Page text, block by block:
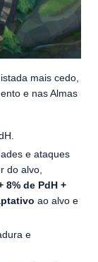
mais cedo,
e nas Almas
e ataques
do alvo,
8% de PdH +
ao alvo e
e